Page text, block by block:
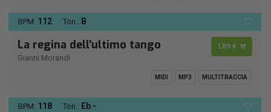
BPM: 112 Ton.: B
La regina dell'ultimo tango
Gianni Morandi
1,89 €
MIDI MP3 MULTITRACCIA
BPM: 118 Ton.: Eb -